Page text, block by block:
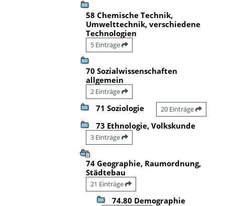
58 Chemische Technik,
Umwelttechnik, verschiedene
Technologien
5 Einträge
70 Sozialwissenschaften
allgemein
2 Einträge
71 Soziologie 20 Einträge
73 Ethnologie, Volkskunde
3 Einträge
74 Geographie, Raumordnung,
Städtebau
21 Einträge
74.80 Demographie